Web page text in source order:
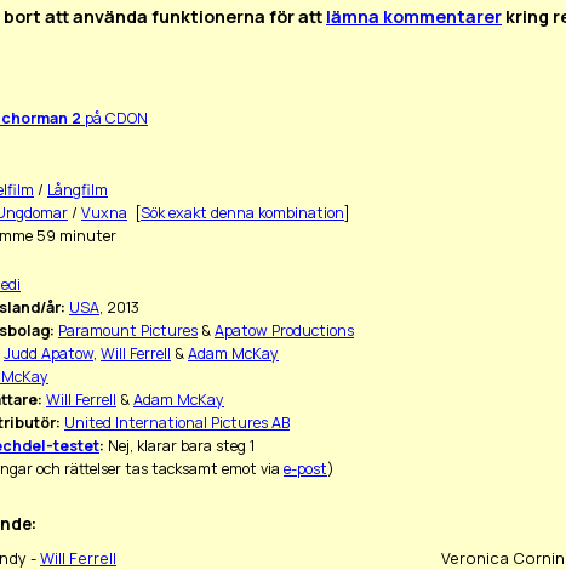
bort att använda funktionerna för att lämna kommentarer kring
2 på CDON
/ Långfilm
/ Vuxna [Sök exakt denna kombination]
59 minuter
år: USA, 2013
Paramount Pictures &Apatow Productions
Judd Apatow, Will Ferrell &Adam McKay
Will Ferrell &Adam McKay
United International Pictures AB
testet: Nej, klarar bara steg 1
och rättelser tas tacksamt emot via e-post)
-Will Ferrell Veronica